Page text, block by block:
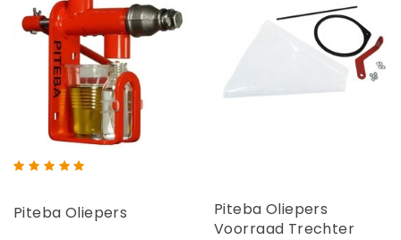
Piteba Oliepers
Piteba Oliepers
Voorraad Trechter